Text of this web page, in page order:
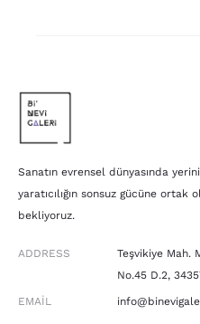
Sanatın evrensel dünyasında
yaratıcılığın sonsuz gücüne
bekliyoruz.
ADDRESS
Teşvikiye Mah.
No.45 D.2,
EMAIL